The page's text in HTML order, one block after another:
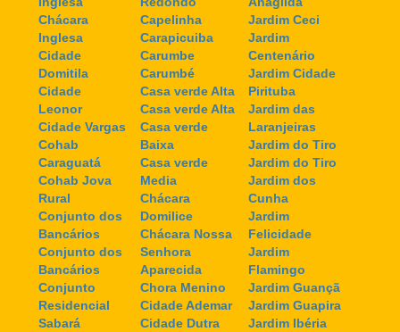
Chácara
Inglesa
Cidade
Domitila
Cidade
Leonor
Cidade Vargas
Cohab
Caraguatá
Cohab Jova
Rural
Conjunto dos
Bancários
Conjunto dos
Bancários
Conjunto
Residencial
Sabará
Capelinha
Carapicuiba
Carumbe
Carumbé
Casa verde Alta
Casa verde Alta
Casa verde
Baixa
Casa verde
Media
Chácara
Domilice
Chácara Nossa
Senhora
Aparecida
Chora Menino
Cidade Ademar
Cidade Dutra
Jardim Ceci
Jardim
Centenário
Jardim Cidade
Pirituba
Jardim das
Laranjeiras
Jardim do Tiro
Jardim do Tiro
Jardim dos
Cunha
Jardim
Felicidade
Jardim
Flamingo
Jardim Guançã
Jardim Guapira
Jardim Ibéria